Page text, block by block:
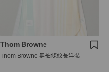
Thom Browne
Thom Browne 無袖條紋長洋裝